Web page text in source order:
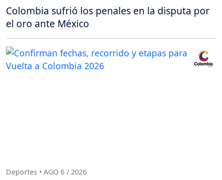
Colombia sufrió los penales en la disputa por
el oro ante México
Deportes • AGO 6 / 2026